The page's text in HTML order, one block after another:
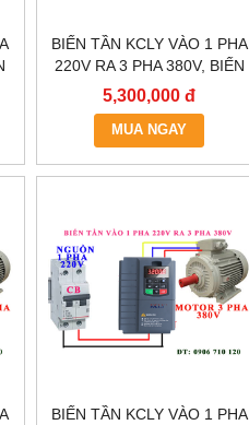
BIẾN TẦN KCLY VÀO 1 PHA
220V RA 3 PHA 380V, BIẾN
TẦN KCLY KOC600-
5R5GT3-B
5,300,000 đ
MUA NGAY
BIẾN TẦN KCLY VÀO 1 PHA